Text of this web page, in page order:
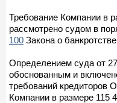
Требование Компании в
рассмотрено судом в
100 Закона о
Определением суда от
обоснованным и
требований
Компании в размере 115